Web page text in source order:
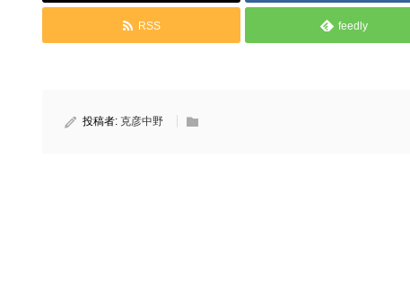
RSS feedly
投稿者: 克彦中野